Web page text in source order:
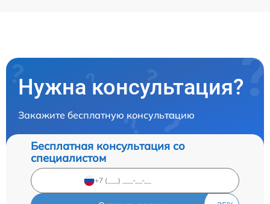
Нужна консультация?
Закажите бесплатную консультацию
Бесплатная консультация со
специалистом